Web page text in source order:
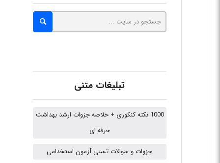
Jafar Tym
aghajari vahid
Poubakhtiari
Alirez0990
تبلیغات متنی
1000 نکته کنکوری + خلاصه جزوات ارشد بهداشت
حرفه ای
جزوات و سوالات تستی آزمون استخدامی